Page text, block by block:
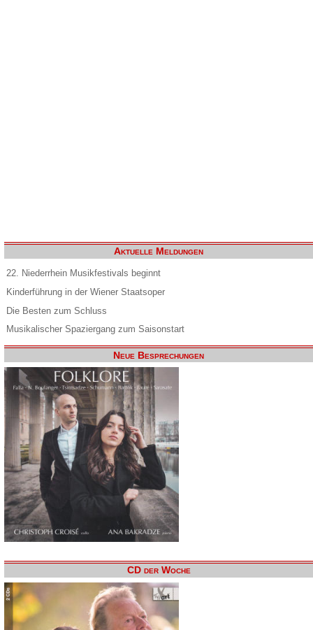
Aktuelle Meldungen
22. Niederrhein Musikfestivals beginnt
Kinderführung in der Wiener Staatsoper
Die Besten zum Schluss
Musikalischer Spaziergang zum Saisonstart
Neue Besprechungen
CD der Woche